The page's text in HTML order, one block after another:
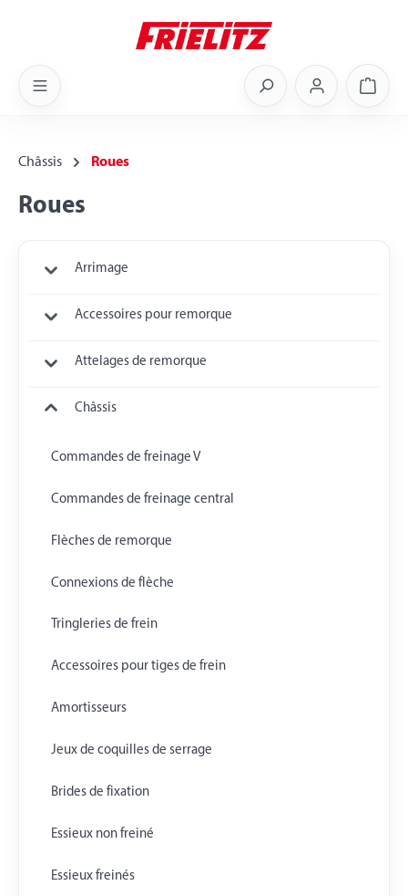
Châssis Roues
Roues
Arrimage
Accessoires pour remorque
Attelages de remorque
Châssis
Commandes de freinage V
Commandes de freinage central
Flèches de remorque
Connexions de flèche
Tringleries de frein
Accessoires pour tiges de frein
Amortisseurs
Jeux de coquilles de serrage
Brides de fixation
Essieux non freiné
Essieux freinés